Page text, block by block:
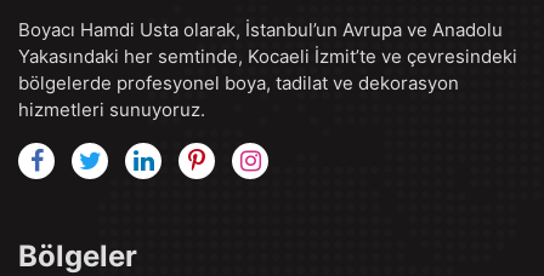
Boyacı Hamdi Usta olarak, İstanbul’un Avrupa ve Anadolu
Yakasındaki her semtinde, Kocaeli İzmit’te ve çevresindeki
bölgelerde profesyonel boya, tadilat ve dekorasyon
hizmetleri sunuyoruz.
Bölgeler